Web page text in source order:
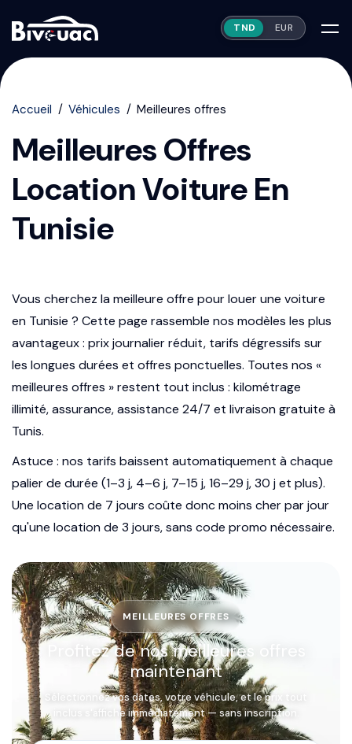
TND EUR
Accueil Véhicules Meilleures offres
Meilleures Offres
Location Voiture En
Tunisie
Vous cherchez la meilleure offre pour louer une voiture
en Tunisie ? Cette page rassemble nos modèles les plus
avantageux : prix journalier réduit, tarifs dégressifs sur
les longues durées et offres ponctuelles. Toutes nos «
meilleures offres » restent tout inclus : kilométrage
illimité, assurance, assistance 24/7 et livraison gratuite à
Tunis.
Astuce : nos tarifs baissent automatiquement à chaque
palier de durée (1–3 j, 4–6 j, 7–15 j, 16–29 j, 30 j et plus).
Une location de 7 jours coûte donc moins cher par jour
qu'une location de 3 jours, sans code promo nécessaire.
MEILLEURES OFFRES
Profitez de nos meilleures offres
maintenant
Sélectionnez vos dates, votre véhicule, et le prix tout
inclus s'affiche immédiatement — sans inscription.